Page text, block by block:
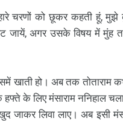
चरणों को छूकर कहती हूं,
जायें, अगर उसके विषय में मुंह
खाती हो। अब तक तोताराम
के लिए मंसाराम ननिहाल
जाकर लिवा लाए। अब इसी